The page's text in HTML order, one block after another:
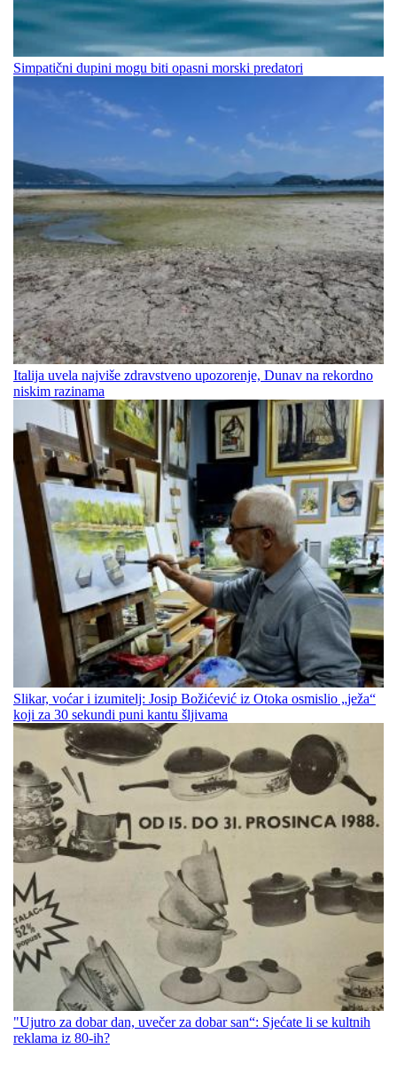
Simpatični dupini mogu biti opasni morski predatori
Italija uvela najviše zdravstveno upozorenje, Dunav na rekordno
niskim razinama
Slikar, voćar i izumitelj: Josip Božićević iz Otoka osmislio „ježa“
koji za 30 sekundi puni kantu šljivama
"Ujutro za dobar dan, uvečer za dobar san“: Sjećate li se kultnih
reklama iz 80-ih?